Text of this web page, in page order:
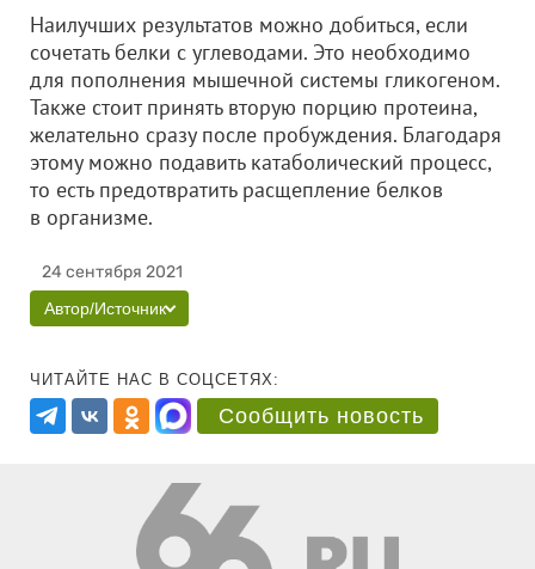
Наилучших результатов можно добиться, если
сочетать белки с углеводами. Это необходимо
для пополнения мышечной системы гликогеном.
Также стоит принять вторую порцию протеина,
желательно сразу после пробуждения. Благодаря
этому можно подавить катаболический процесс,
то есть предотвратить расщепление белков
в организме.
24 сентября 2021
Автор/Источник
ЧИТАЙТЕ НАС В СОЦСЕТЯХ:
Сообщить новость